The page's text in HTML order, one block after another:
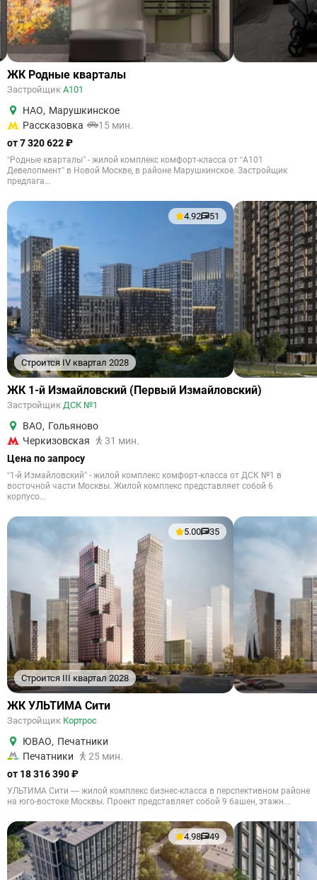
ЖК Родные кварталы
Застройщик А101
НАО, Марушкинское
Рассказовка
15 мин.
от 7 320 622 ₽
“Родные кварталы” - жилой комплекс комфорт-класса от “А101
Девелопмент” в Новой Москве, в районе Марушкинское. Застройщик
предлага...
Строится IV квартал 2028
4.92 51
ЖК 1-й Измайловский (Первый Измайловский)
Застройщик ДСК №1
ВАО, Гольяново
Черкизовская
31 мин.
Цена по запросу
“1-й Измайловский” - жилой комплекс комфорт-класса от ДСК №1 в
восточной части Москвы. Жилой комплекс представляет собой 6
корпусо...
Строится III квартал 2028
5.00 35
ЖК УЛЬТИМА Сити
Застройщик Кортрос
ЮВАО, Печатники
Печатники
25 мин.
от 18 316 390 ₽
УЛЬТИМА Сити — жилой комплекс бизнес-класса в перспективном районе
на юго-востоке Москвы. Проект представляет собой 9 башен, этажн...
4.98 49